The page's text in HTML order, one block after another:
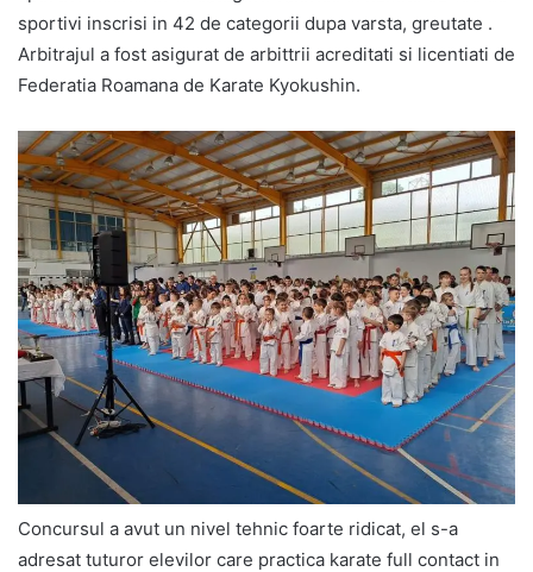
sportivi inscrisi in 42 de categorii dupa varsta, greutate .
Arbitrajul a fost asigurat de arbittrii acreditati si licentiati de
Federatia Roamana de Karate Kyokushin.
Concursul a avut un nivel tehnic foarte ridicat, el s-a
adresat tuturor elevilor care practica karate full contact in